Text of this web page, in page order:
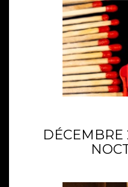
DÉCEMBRE